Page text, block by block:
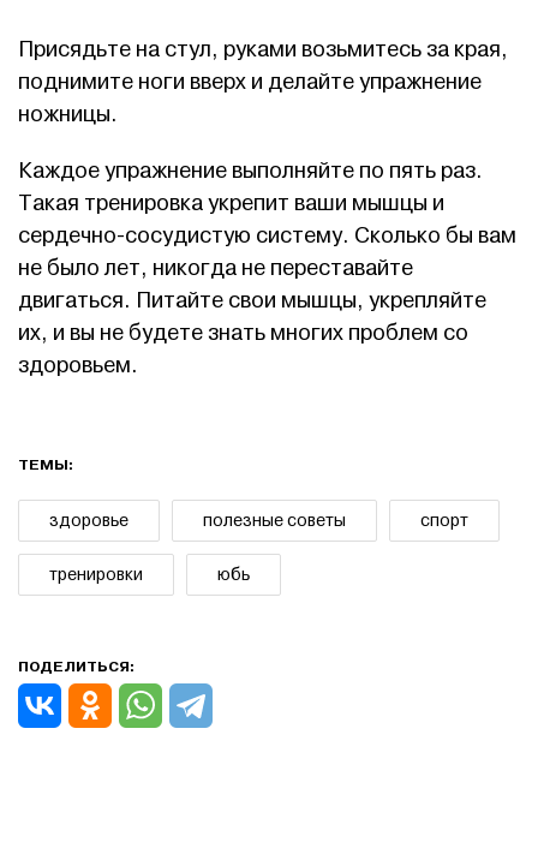
Присядьте на стул, руками возьмитесь за края,
поднимите ноги вверх и делайте упражнение
ножницы.
Каждое упражнение выполняйте по пять раз.
Такая тренировка укрепит ваши мышцы и
сердечно-сосудистую систему. Сколько бы вам
не было лет, никогда не переставайте
двигаться. Питайте свои мышцы, укрепляйте
их, и вы не будете знать многих проблем со
здоровьем.
ТЕМЫ:
здоровье полезные советы спорт
тренировки юбь
ПОДЕЛИТЬСЯ: